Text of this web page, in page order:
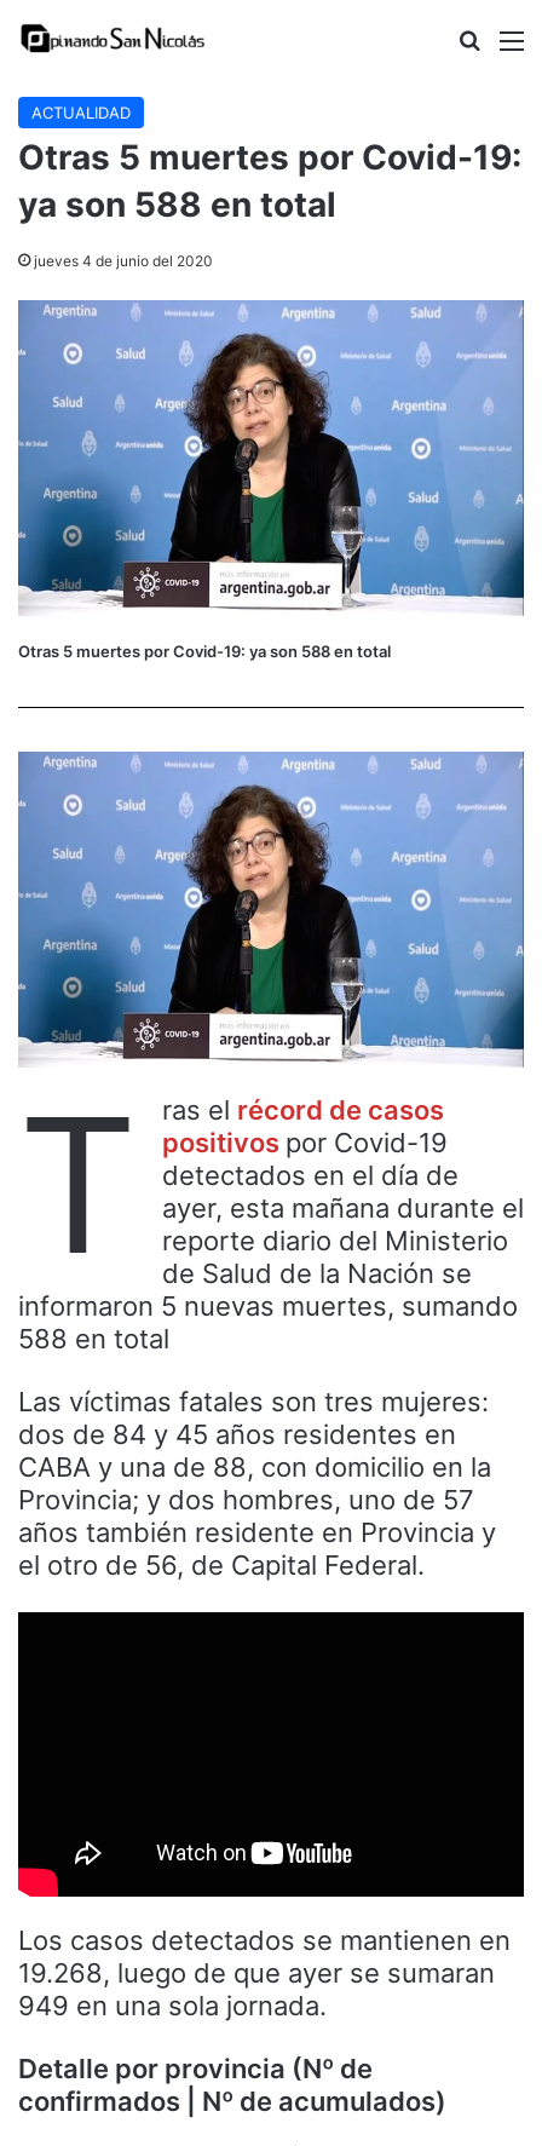
Buscar
ACTUALIDAD
Otras 5 muertes por Covid-19:
ya son 588 en total
jueves 4 de junio del 2020
Otras 5 muertes por Covid-19: ya son 588 en total
T ras el récord de casos
positivos por Covid-19
detectados en el día de
ayer, esta mañana durante el
reporte diario del Ministerio
de Salud de la Nación se
informaron 5 nuevas muertes, sumando
588 en total
Las víctimas fatales son tres mujeres:
dos de 84 y 45 años residentes en
CABA y una de 88, con domicilio en la
Provincia; y dos hombres, uno de 57
años también residente en Provincia y
el otro de 56, de Capital Federal.
Los casos detectados se mantienen en
19.268, luego de que ayer se sumaran
949 en una sola jornada.
Detalle por provincia (Nº de
confirmados | Nº de acumulados)